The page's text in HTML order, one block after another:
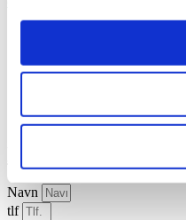
Jorenku A/S er i
DS/EN ISO
fødevaresikkerhed -
lagring af
tilskudsfoder
Navn
tlf